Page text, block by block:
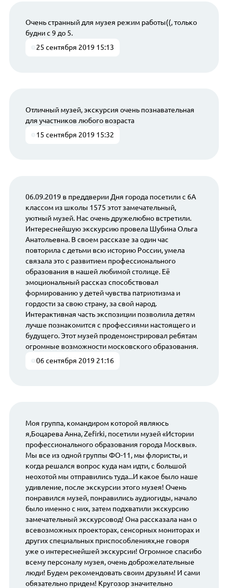
Очень странный для музея режим работы((, только
будни с 9 до 5.
25 сентября 2019 15:13
Отличный музей, экскурсия очень познавательная
для участников любого возраста
15 сентября 2019 15:32
06.09.2019 в преддверии Дня города посетили с 6А
классом из школы 1575 этот замечательный,
уютный музей. Нас очень дружелюбно встретили.
Интереснейшую экскурсию провела Шубина Ольга
Анатольевна. В своем рассказе за один час
повторила с детьми всю историю России, умела
связала это с развитием профессионального
образования в нашей любимой столице. Её
эмоциональный рассказ способствовал
формированию у детей чувства патриотизма и
гордости за свою страну, за свой народ.
Интерактивная часть экспозиции позволила детям
лучше познакомится с профессиями настоящего и
будущего. Этот музей продемонстрировал ребятам
огромные возможности московского образования.
06 сентября 2019 21:16
Моя группа, командиром которой являюсь
я,Боцарева Анна, Zefirki, посетили музей «Истории
профессионального образования города Москвы».
Мы все из одной группы ФО-11, мы флористы, и
когда решался вопрос куда нам идти, с большой
неохотой мы отправились туда...И какое было наше
удивление, после экскурсии этого музея! Очень
понравился музей, понравились аудиогиды, начало
было именно с них, затем подхватили экскурсию
замечательный экскурсовод! Она рассказала нам о
всевозможных проекторах, сенсорных мониторах и
других специальных приспособлениях,не говоря
уже о интереснейшей экскурсии! Огромное спасибо
всему персоналу музея, очень доброжелательные
люди! Будем рекомендовать своим друзьям! И сами
обязательно придем! Кругозор значительно